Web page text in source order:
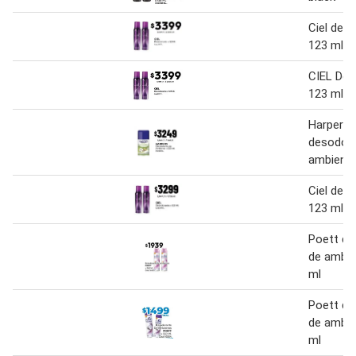
Ciel
123 ml
CIEL
123 ml
Harpers
Ciel
123 ml
Poett
de
ml
Poett
de
ml